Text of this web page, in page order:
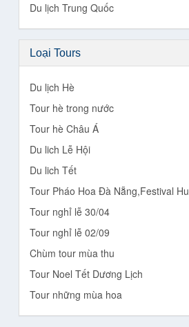
Du lịch Trung Quốc
Loại Tours
Du lịch Hè
Tour hè trong nước
Tour hè Châu Á
Du lich Lễ Hội
Du lich Tết
Tour Pháo Hoa Đà Nẵng,Festival
Tour nghỉ lễ 30/04
Tour nghỉ lễ 02/09
Chùm tour mùa thu
Tour Noel Tết Dương Lịch
Tour những mùa hoa